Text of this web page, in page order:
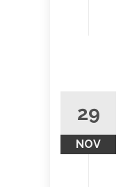
29
NOV